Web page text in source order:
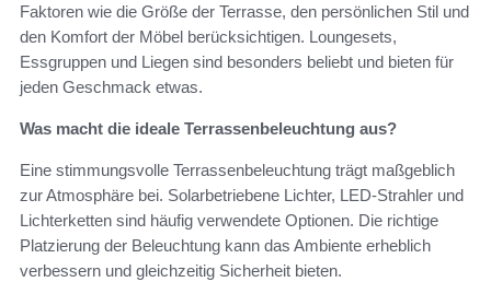
Faktoren wie die Größe der Terrasse, den persönlichen Stil und
den Komfort der Möbel berücksichtigen. Loungesets,
Essgruppen und Liegen sind besonders beliebt und bieten für
jeden Geschmack etwas.
Was macht die ideale Terrassenbeleuchtung aus?
Eine stimmungsvolle Terrassenbeleuchtung trägt maßgeblich
zur Atmosphäre bei. Solarbetriebene Lichter, LED-Strahler und
Lichterketten sind häufig verwendete Optionen. Die richtige
Platzierung der Beleuchtung kann das Ambiente erheblich
verbessern und gleichzeitig Sicherheit bieten.